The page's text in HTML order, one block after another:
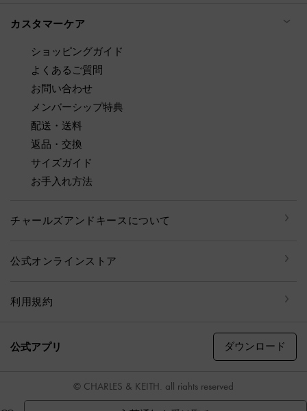
カスタマーケア
ショッピングガイド
よくあるご質問
お問い合わせ
メンバーシップ特典
配送・送料
返品・交換
サイズガイド
お手入れ方法
チャールズアンドキースについて
公式オンラインストア
利用規約
公式アプリ ダウンロード
© CHARLES & KEITH, all rights reserved